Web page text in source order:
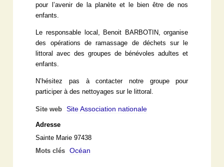
pour l’avenir de la planète et le bien être de nos
enfants.
Le responsable local, Benoit BARBOTIN, organise
des opérations de ramassage de déchets sur le
littoral avec des groupes de bénévoles adultes et
enfants.
N’hésitez pas à contacter notre groupe pour
participer à des nettoyages sur le littoral.
Site web Site Association nationale
Adresse
Sainte Marie 97438
Mots clés
Océan